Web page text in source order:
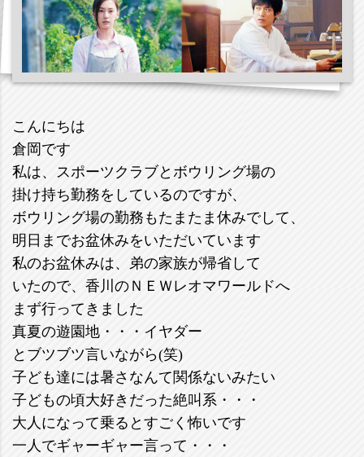
こんにちは
倉岡です
私は、スポーツクラブとボウリング場の
掛け持ち勤務をしているのですが、
ボウリング場の勤務もたまたま休みでして、
明日までお盆休みをいただいています
私のお盆休みは、弟の家族が帰省して
いたので、香川のＮＥＷレオマワールドへ
まず行ってきました
真夏の遊園地・・・イヤダー
とブツブツ言いながら(笑)
子ども達には暑さなんて関係ないみたい
子どもの頃大好きだった絶叫系・・・
大人になって乗るとすごく怖いです
一人でギャーギャー言って・・・